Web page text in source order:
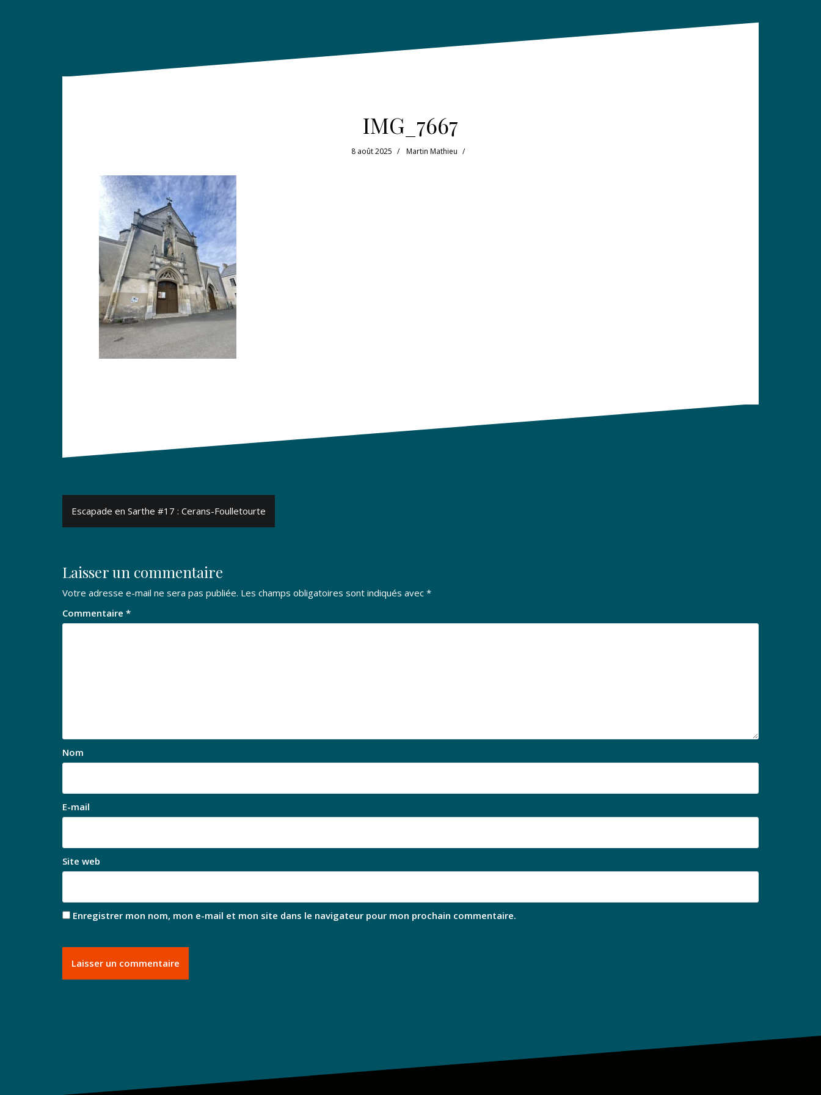
IMG_7667
8 août 2025 Martin Mathieu
Navigation
de
Escapade en Sarthe #17 : Cerans-Foulletourte
Laisser un commentaire
Votre adresse e-mail ne sera pas publiée. Les champs obligatoires sont indiqués avec *
Commentaire *
Nom
E-mail
Site web
Enregistrer mon nom, mon e-mail et mon site dans le navigateur pour mon prochain commentaire.